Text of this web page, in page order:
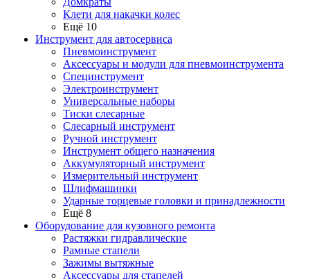
Клети для накачки колес
Ещё 10
Инструмент для автосервиса
Пневмоинструмент
Аксессуары и модули для пневмоинструмента
Специнструмент
Электроинструмент
Универсальные наборы
Тиски слесарные
Слесарный инструмент
Ручной инструмент
Инструмент общего назначения
Аккумуляторный инструмент
Измерительный инструмент
Шлифмашинки
Ударные торцевые головки и принадлежности
Ещё 8
Оборудование для кузовного ремонта
Растяжки гидравлические
Рамные стапели
Зажимы вытяжные
Аксессуары для стапелей